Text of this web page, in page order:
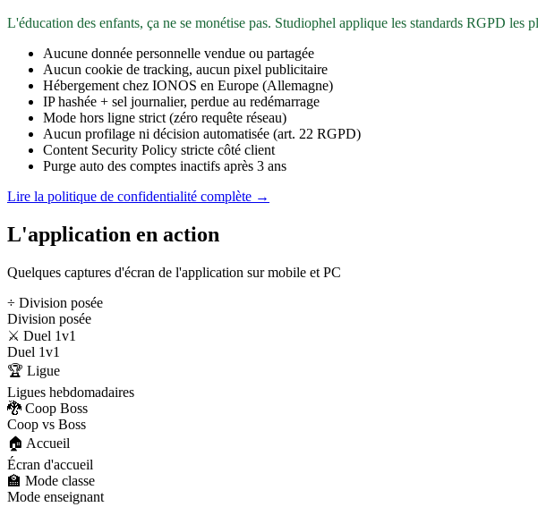
L'éducation des enfants, ça ne se monétise pas. Studiophel applique les standards RGPD les
Aucune donnée personnelle vendue ou partagée
Aucun cookie de tracking, aucun pixel publicitaire
Hébergement chez IONOS en Europe (Allemagne)
IP hashée + sel journalier, perdue au redémarrage
Mode hors ligne strict (zéro requête réseau)
Aucun profilage ni décision automatisée (art. 22 RGPD)
Content Security Policy stricte côté client
Purge auto des comptes inactifs après 3 ans
Lire la politique de confidentialité complète →
L'application en action
Quelques captures d'écran de l'application sur mobile et PC
÷ Division posée
Division posée
⚔️ Duel 1v1
Duel 1v1
🏆 Ligue
Ligues hebdomadaires
🐉 Coop Boss
Coop vs Boss
🏠 Accueil
Écran d'accueil
🏫 Mode classe
Mode enseignant